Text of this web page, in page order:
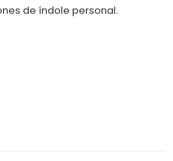
de índole personal.